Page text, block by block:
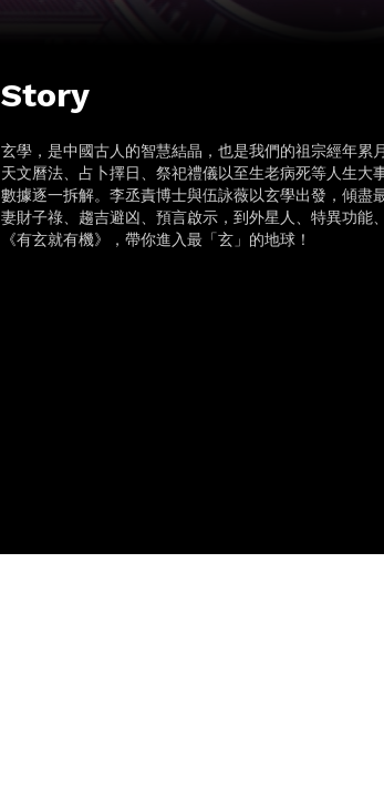
Story
玄學，是中國古人的智慧結晶，也是我們的祖宗經年累
天文曆法、占卜擇日、祭祀禮儀以至生老病死等人生大
數據逐一拆解。李丞責博士與伍詠薇以玄學出發，傾盡
妻財子祿、趨吉避凶、預言啟示，到外星人、特異功能
《有玄就有機》，帶你進入最「玄」的地球！